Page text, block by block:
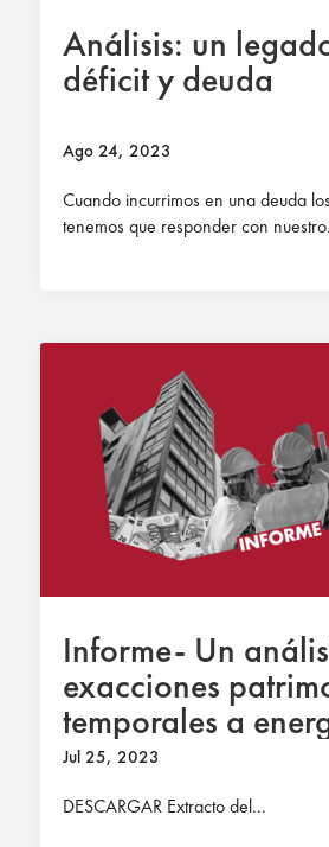
Análisis: un
déficit y deuda
Ago 24, 2023
Cuando incurrimos en una deuda
tenemos que responder con
Informe- Un
exacciones
temporales a
entidades y
financieros de
Jul 25, 2023
DESCARGAR Extracto del...